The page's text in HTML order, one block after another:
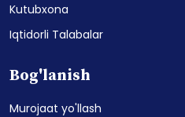
Kutubxona
Iqtidorli Talabalar
Bog'lanish
Murojaat yo'llash